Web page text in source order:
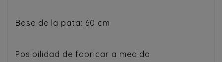
Base de la pata: 60 cm
Posibilidad de fabricar a medida